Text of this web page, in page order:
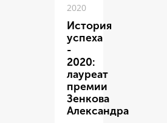
2020
История
успеха
-
2020:
лауреат
премии
Зенкова
Александра